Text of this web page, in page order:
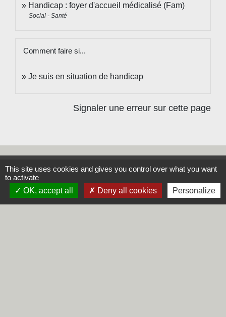
Handicap : foyer d'accueil médicalisé (Fam)
Social - Santé
Comment faire si...
Je suis en situation de handicap
Signaler une erreur sur cette page
Contacts
Commune de Steene
Rue de la Mairie
This site uses cookies and gives you control over what you want
to activate
OK, accept all
Deny all cookies Personalize